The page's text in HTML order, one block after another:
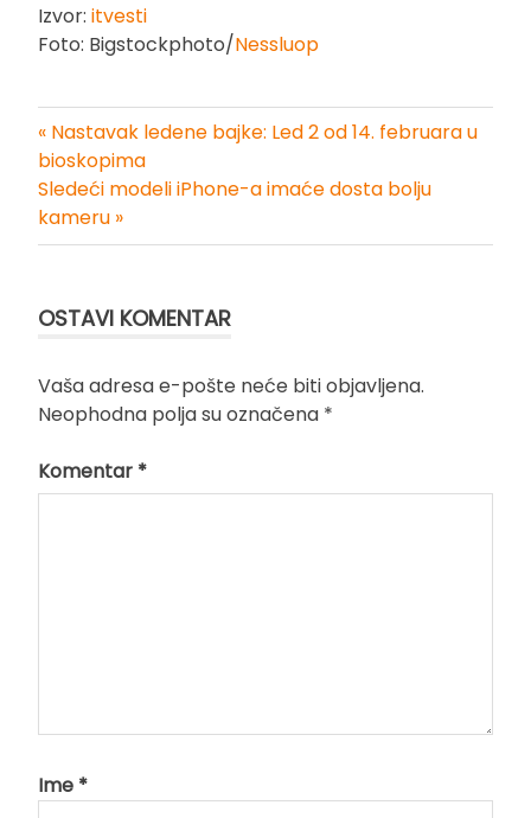
Izvor: itvesti
Foto: Bigstockphoto/Nessluop
Kretanje
članka
« Nastavak ledene bajke: Led 2 od 14. februara u
bioskopima
Sledeći modeli iPhone-a imaće dosta bolju
kameru »
OSTAVI KOMENTAR
Vaša adresa e-pošte neće biti objavljena.
Neophodna polja su označena *
Komentar *
Ime *